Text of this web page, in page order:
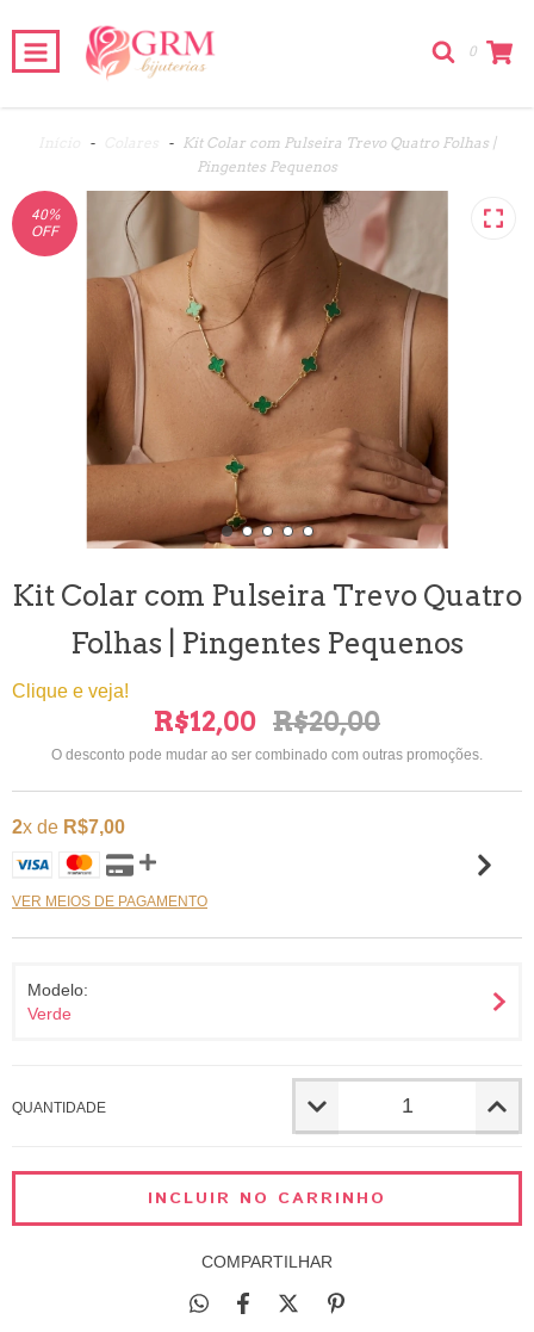
0
- - Kit Colar com Pulseira Trevo Quatro Folhas |
Pingentes Pequenos
40%
OFF
Kit Colar com Pulseira Trevo Quatro
Folhas | Pingentes Pequenos
Clique e veja!
R$12,00 R$20,00
O desconto pode mudar ao ser combinado com outras promoções.
2x de R$7,00
VER MEIOS DE PAGAMENTO
Modelo:
Verde
QUANTIDADE
COMPARTILHAR